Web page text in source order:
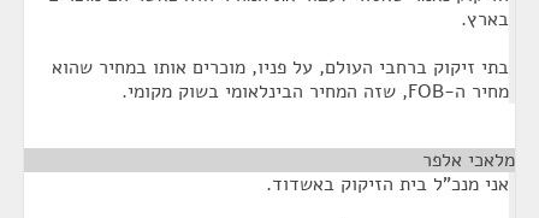
בארץ.
בתי זיקוק ברחבי העולם, על פניו, מוכרים אותו במחיר שהוא
מחיר ה-FOB, שזה המחיר הבינלאומי בשוק מקומי.
מלאכי אלפר
אני מנכ"ל בית הזיקוק באשדוד.